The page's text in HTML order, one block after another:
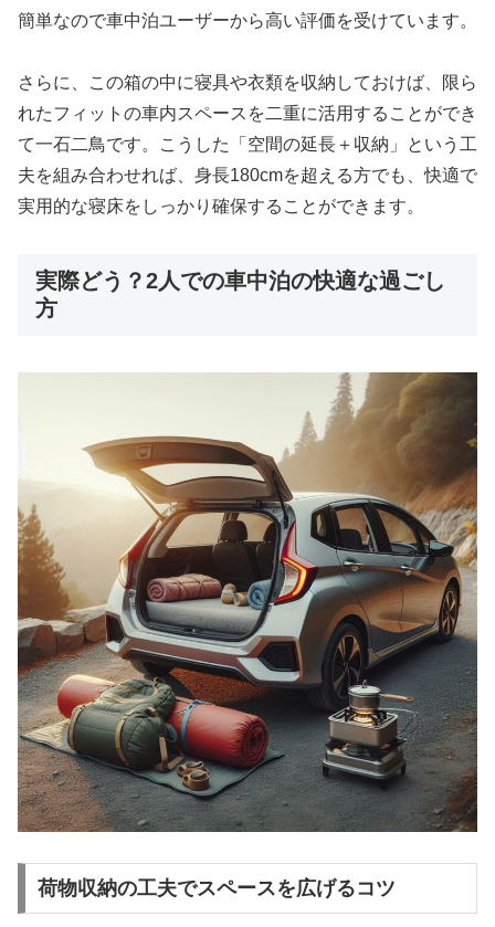
簡単なので車中泊ユーザーから高い評価を受けています。
さらに、この箱の中に寝具や衣類を収納しておけば、限ら
れたフィットの車内スペースを二重に活用することができ
て一石二鳥です。こうした「空間の延長＋収納」という工
夫を組み合わせれば、身長180cmを超える方でも、快適で
実用的な寝床をしっかり確保することができます。
実際どう？2人での車中泊の快適な過ごし
方
荷物収納の工夫でスペースを広げるコツ